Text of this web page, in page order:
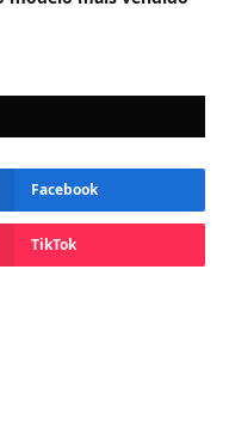
Facebook
TikTok